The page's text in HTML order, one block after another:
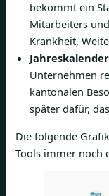
bekommt ein
Mitarbeiters
Krankheit,
Unternehmen
kantonalen
später dafür,
Die folgende
Tools immer noch